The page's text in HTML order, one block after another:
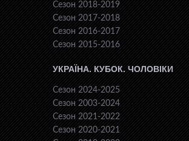
Сезон 2018-2019
Сезон 2017-2018
Сезон 2016-2017
Сезон 2015-2016
УКРАЇНА. КУБОК. ЧОЛОВІКИ
Сезон 2024-2025
Сезон 2003-2024
Сезон 2021-2022
Сезон 2020-2021